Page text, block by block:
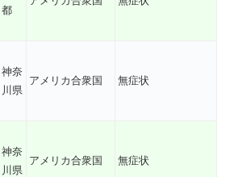
都
神奈
川県
アメリカ合衆国 無症状
神奈
川県
アメリカ合衆国 無症状